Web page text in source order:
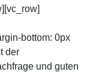
bottom: 0px
der
und guten